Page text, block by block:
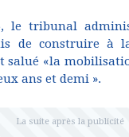
le tribunal
de construire à
«la
ans et demi ».